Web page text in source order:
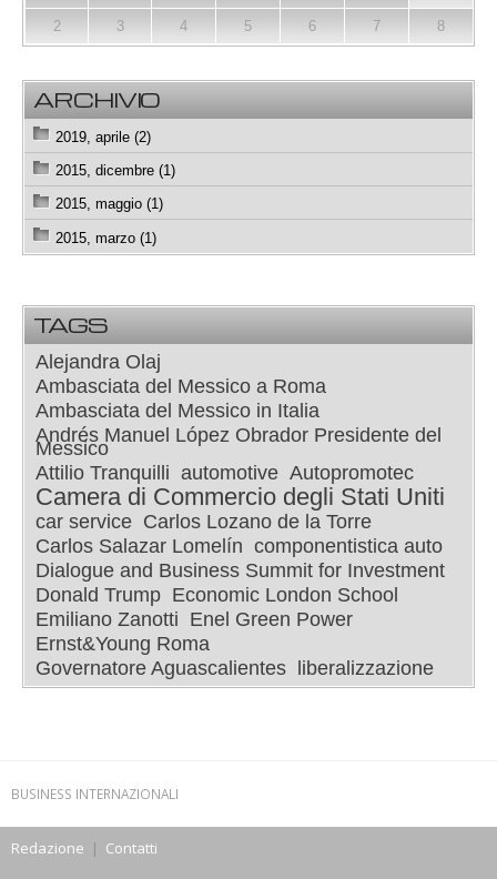
2 3 4 5 6 7 8
ARCHIVIO
2019, aprile (2)
2015, dicembre (1)
2015, maggio (1)
2015, marzo (1)
TAGS
Alejandra Olaj
Ambasciata del Messico a Roma
Ambasciata del Messico in Italia
Andrés Manuel López Obrador Presidente del
Messico
Attilio Tranquilli automotive Autopromotec
Camera di Commercio degli Stati Uniti
car service Carlos Lozano de la Torre
Carlos Salazar Lomelín componentistica auto
Dialogue and Business Summit for Investment
Donald Trump Economic London School
Emiliano Zanotti Enel Green Power
Ernst&Young Roma
Governatore Aguascalientes
liberalizzazione
BUSINESS INTERNAZIONALI
Redazione | Contatti